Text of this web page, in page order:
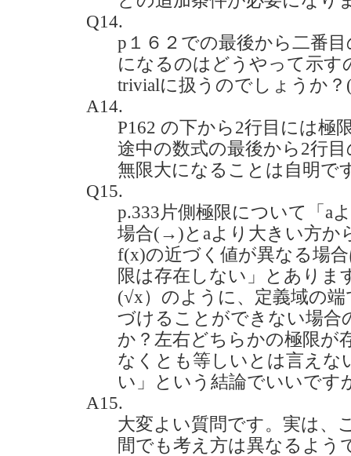
Q14.
p１６２での最後から二番
になるのはどうやって示す
trivialに扱うのでしょうか？
A14.
P162 の下から2行目には極
途中の数式の最後から2行
無限大になることは自明で
Q15.
p.333片側極限について「a
場合(→)とaより大きい方か
f(x)の近づく値が異なる場
限は存在しない」とあり
(√x）のように、定義域の
づけることができない場合
か？左右どちらかの極限が
なくとも等しいとは言えな
い」という結論でいいです
A15.
大変よい質問です。実は、
間でも考え方は異なるよう